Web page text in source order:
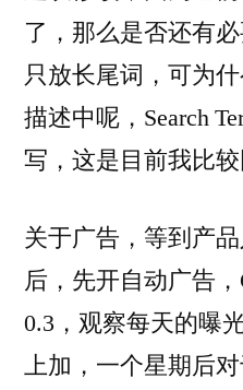
了，那么是否还有
只放长尾词，可为
描述中呢，Search
写，这是目前我比较
关于广告，等到产
后，先开自动广告
0.3，观察每天的曝
上加，一个星期后